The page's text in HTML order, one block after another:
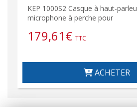
KEP 1000S2 Casque à haut-
microphone à perche pour
179,61€ TTC
ACHETER